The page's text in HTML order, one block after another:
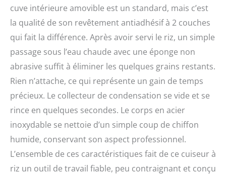
cuve intérieure amovible est un standard, mais c’est
la qualité de son revêtement antiadhésif à 2 couches
qui fait la différence. Après avoir servi le riz, un simple
passage sous l’eau chaude avec une éponge non
abrasive suffit à éliminer les quelques grains restants.
Rien n’attache, ce qui représente un gain de temps
précieux. Le collecteur de condensation se vide et se
rince en quelques secondes. Le corps en acier
inoxydable se nettoie d’un simple coup de chiffon
humide, conservant son aspect professionnel.
L’ensemble de ces caractéristiques fait de ce cuiseur à
riz un outil de travail fiable, peu contraignant et conçu